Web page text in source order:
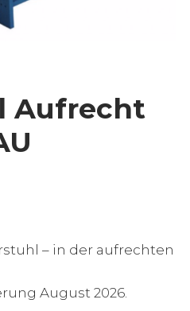
Aufrecht
– in der aufrechten
August 2026.